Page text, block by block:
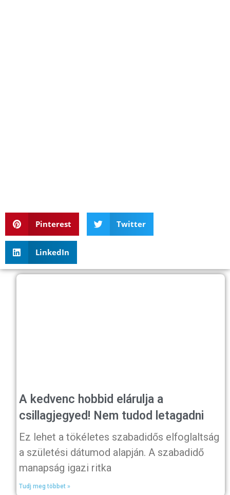
Pinterest Twitter
LinkedIn
A kedvenc hobbid elárulja a
csillagjegyed! Nem tudod letagadni
Ez lehet a tökéletes szabadidős elfoglaltság
a születési dátumod alapján. A szabadidő
manapság igazi ritka
Tudj meg többet »